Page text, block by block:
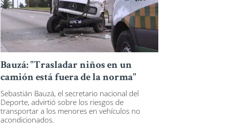
Bauzá: "Trasladar niños en un
camión está fuera de la norma"
Sebastián Bauzá, el secretario nacional del
Deporte, advirtió sobre los riesgos de
transportar a los menores en vehículos no
acondicionados.